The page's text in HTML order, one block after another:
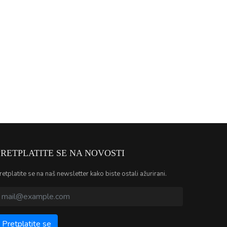
SE NA NOVOSTI
se na naš newsletter kako biste ostali ažurirani.